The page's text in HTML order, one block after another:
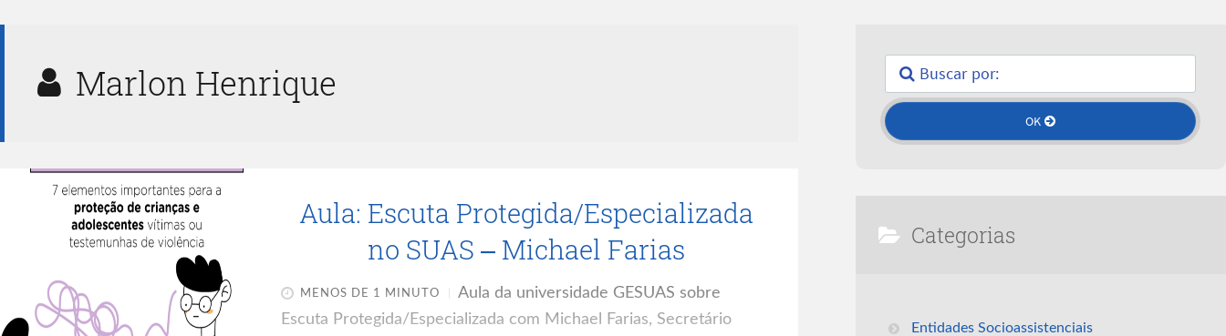
Marlon Henrique
Aula: Escuta Protegida/Especializada
no SUAS – Michael Farias
MENOS DE 1 MINUTO
Aula da universidade GESUAS sobre
Escuta Protegida/Especializada com Michael Farias, Secretário
Categorias
Entidades Socioassistenciais